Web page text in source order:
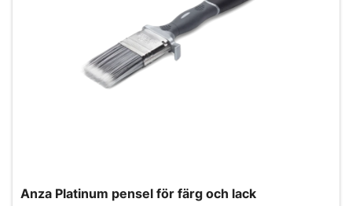
Anza Platinum pensel för färg och lack